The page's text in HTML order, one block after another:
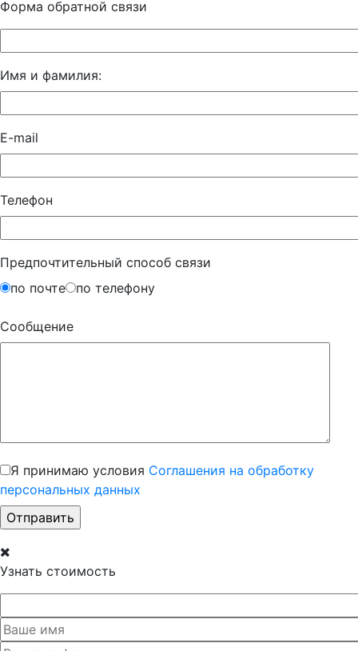
Форма обратной связи
Имя и фамилия:
E-mail
Телефон
Предпочтительный способ связи
по почте
по телефону
Сообщение
Я принимаю условия Соглашения на обработку
персональных данных
Узнать стоимость